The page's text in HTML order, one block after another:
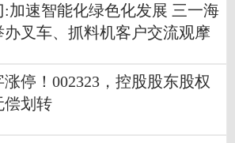
:加速智能化绿色化发展 三一海
办叉车、抓料机客户交流观摩
涨停！002323，控股股东股权
偿划转